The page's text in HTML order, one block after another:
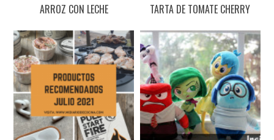
ARROZ CON LECHE TARTA DE TOMATE CHERRY